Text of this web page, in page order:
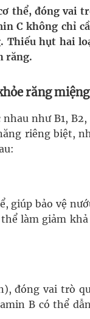
trường và cộng
nếu không đăng
thể, đóng vai
C không chỉ
Thiếu hụt hai
răng.
răng miệng
như B1, B2,
riêng biệt,
giúp bảo vệ
làm giảm
đóng vai trò
B có thể